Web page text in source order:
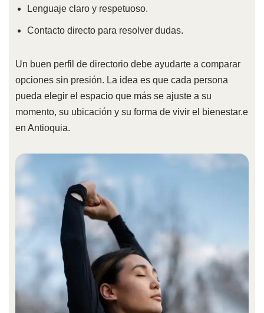
Lenguaje claro y respetuoso.
Contacto directo para resolver dudas.
Un buen perfil de directorio debe ayudarte a comparar
opciones sin presión. La idea es que cada persona
pueda elegir el espacio que más se ajuste a su
momento, su ubicación y su forma de vivir el bienestar.e
en Antioquia.